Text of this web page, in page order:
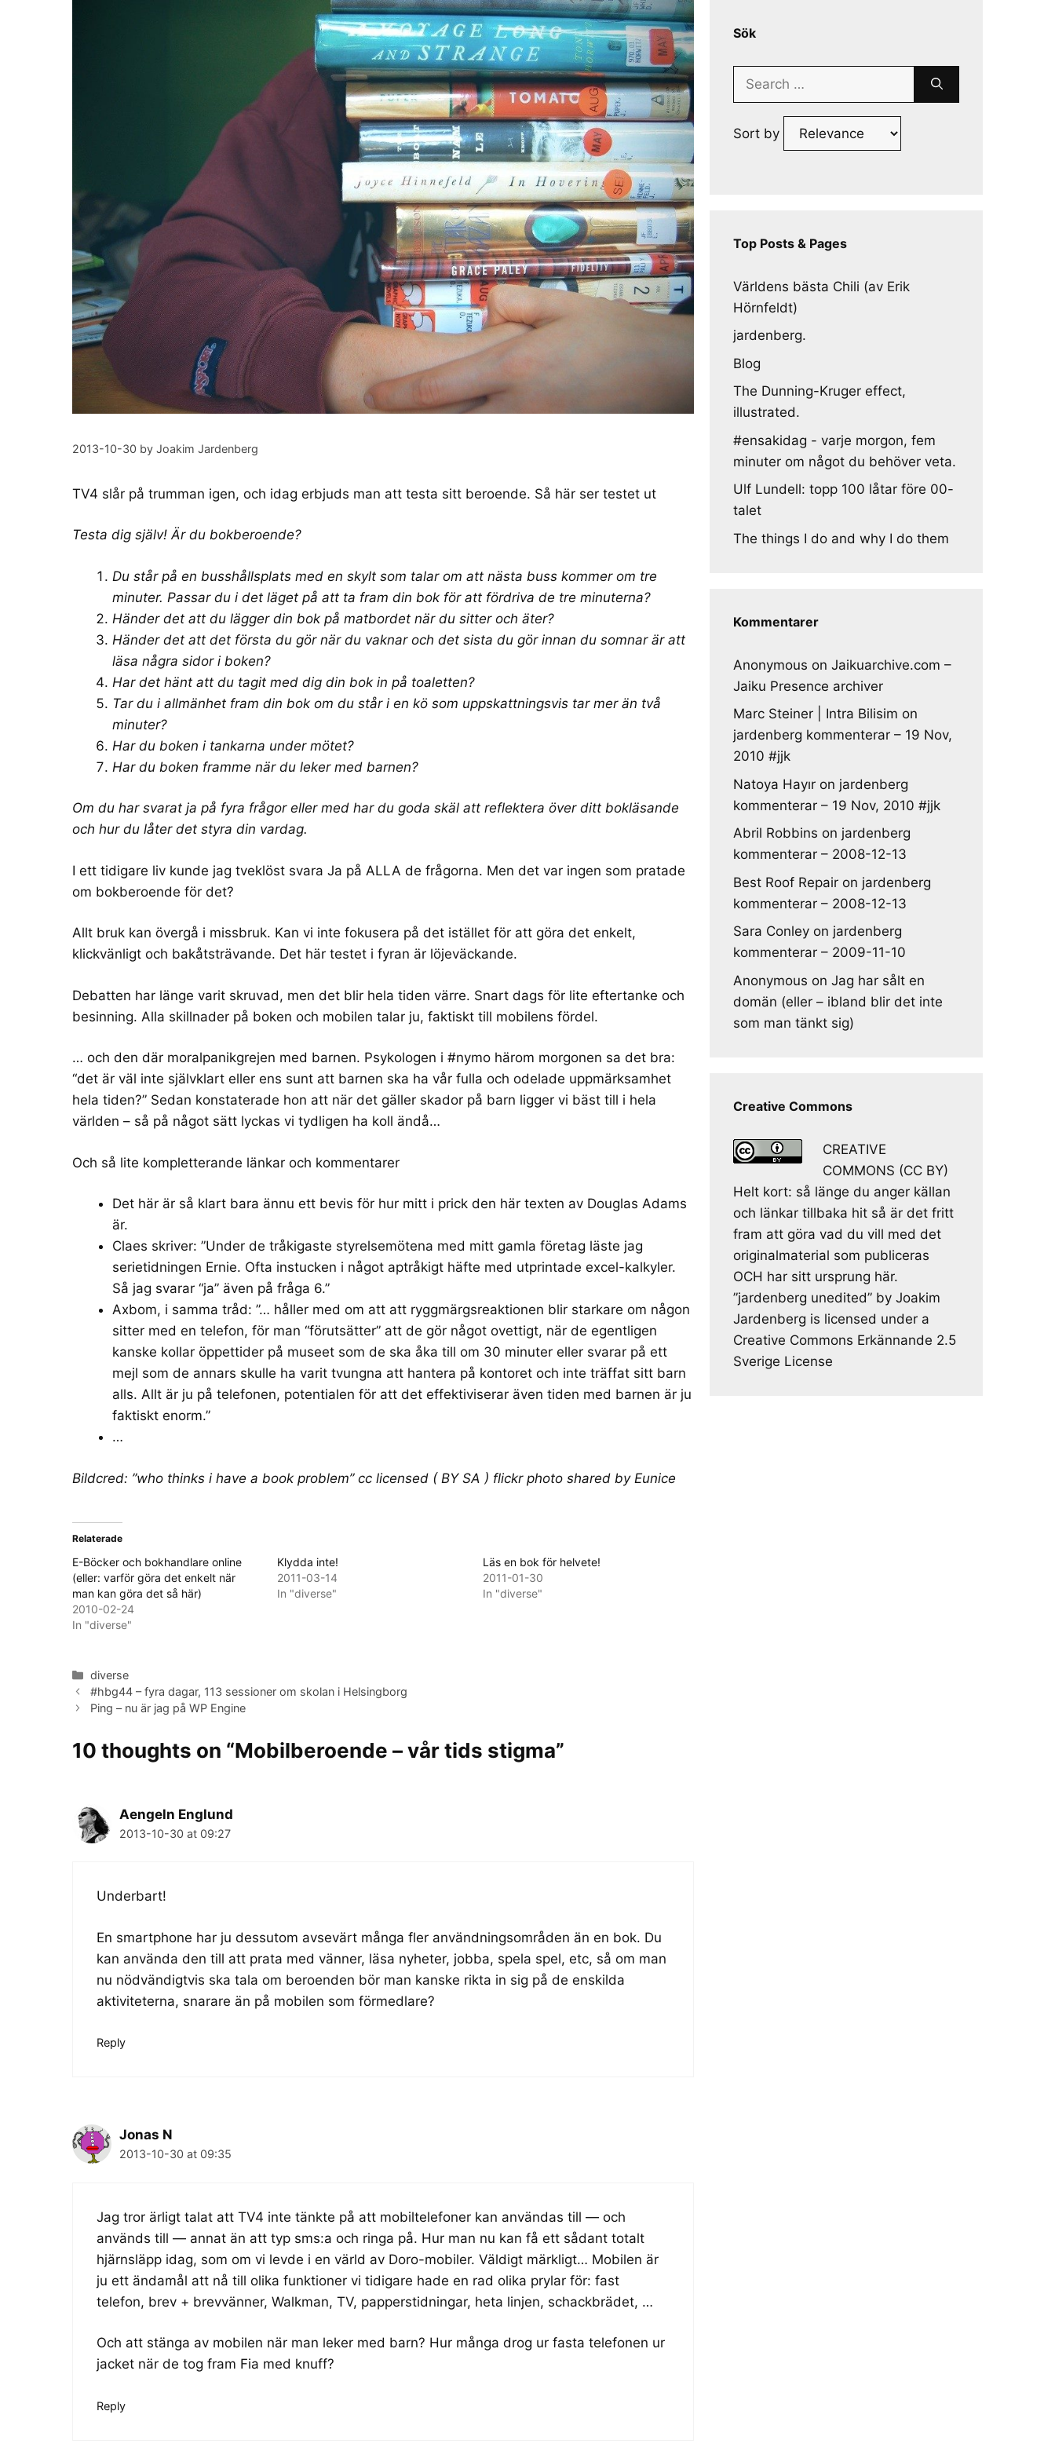
2013-10-30 by Joakim Jardenberg
TV4 slår på trumman igen, och idag erbjuds man att testa sitt beroende. Så här ser testet ut
Testa dig själv! Är du bokberoende?
Du står på en busshållsplats med en skylt som talar om att nästa buss kommer om tre
minuter. Passar du i det läget på att ta fram din bok för att fördriva de tre minuterna?
Händer det att du lägger din bok på matbordet när du sitter och äter?
Händer det att det första du gör när du vaknar och det sista du gör innan du somnar är att
läsa några sidor i boken?
Har det hänt att du tagit med dig din bok in på toaletten?
Tar du i allmänhet fram din bok om du står i en kö som uppskattningsvis tar mer än två
minuter?
Har du boken i tankarna under mötet?
Har du boken framme när du leker med barnen?
Om du har svarat ja på fyra frågor eller med har du goda skäl att reflektera över ditt bokläsande
och hur du låter det styra din vardag.
I ett tidigare liv kunde jag tveklöst svara Ja på ALLA de frågorna. Men det var ingen som pratade
om bokberoende för det?
Allt bruk kan övergå i missbruk. Kan vi inte fokusera på det istället för att göra det enkelt,
klickvänligt och bakåtsträvande. Det här testet i fyran är löjeväckande.
Debatten har länge varit skruvad, men det blir hela tiden värre. Snart dags för lite eftertanke och
besinning. Alla skillnader på boken och mobilen talar ju, faktiskt till mobilens fördel.
… och den där moralpanikgrejen med barnen. Psykologen i #nymo härom morgonen sa det bra:
“det är väl inte självklart eller ens sunt att barnen ska ha vår fulla och odelade uppmärksamhet
hela tiden?” Sedan konstaterade hon att när det gäller skador på barn ligger vi bäst till i hela
världen – så på något sätt lyckas vi tydligen ha koll ändå…
Och så lite kompletterande länkar och kommentarer
Det här är så klart bara ännu ett bevis för hur mitt i prick den här texten av Douglas Adams
är.
Claes skriver: ”Under de tråkigaste styrelsemötena med mitt gamla företag läste jag
serietidningen Ernie. Ofta instucken i något aptråkigt häfte med utprintade excel-kalkyler.
Så jag svarar “ja” även på fråga 6.”
Axbom, i samma tråd: ”… håller med om att att ryggmärgsreaktionen blir starkare om någon
sitter med en telefon, för man “förutsätter” att de gör något ovettigt, när de egentligen
kanske kollar öppettider på museet som de ska åka till om 30 minuter eller svarar på ett
mejl som de annars skulle ha varit tvungna att hantera på kontoret och inte träffat sitt barn
alls. Allt är ju på telefonen, potentialen för att det effektiviserar även tiden med barnen är ju
faktiskt enorm.”
…
Bildcred: ”who thinks i have a book problem”cc licensed ( BY SA ) flickr photo shared by Eunice
Relaterade
E-Böcker och bokhandlare online
(eller: varför göra det enkelt när
man kan göra det så här)
2010-02-24
In "diverse"
Klydda inte!
2011-03-14
In "diverse"
Läs en bok för helvete!
2011-01-30
In "diverse"
Categories
diverse
#hbg44 – fyra dagar, 113 sessioner om skolan i Helsingborg
Ping – nu är jag på WP Engine
10 thoughts on “Mobilberoende – vår tids stigma”
Aengeln Englund
2013-10-30 at 09:27
Underbart!
En smartphone har ju dessutom avsevärt många fler användningsområden än en bok. Du
kan använda den till att prata med vänner, läsa nyheter, jobba, spela spel, etc, så om man
nu nödvändigtvis ska tala om beroenden bör man kanske rikta in sig på de enskilda
aktiviteterna, snarare än på mobilen som förmedlare?
Reply
Jonas N
2013-10-30 at 09:35
Jag tror ärligt talat att TV4 inte tänkte på att mobiltelefoner kan användas till — och
används till — annat än att typ sms:a och ringa på. Hur man nu kan få ett sådant totalt
hjärnsläpp idag, som om vi levde i en värld av Doro-mobiler. Väldigt märkligt… Mobilen är
ju ett ändamål att nå till olika funktioner vi tidigare hade en rad olika prylar för: fast
telefon, brev + brevvänner, Walkman, TV, papperstidningar, heta linjen, schackbrädet, …
Och att stänga av mobilen när man leker med barn? Hur många drog ur fasta telefonen ur
jacket när de tog fram Fia med knuff?
Reply
Sök
Search
Sort by
Top Posts & Pages
Världens bästa Chili (av Erik
Hörnfeldt)
jardenberg.
Blog
The Dunning-Kruger effect,
illustrated.
#ensakidag - varje morgon, fem
minuter om något du behöver veta.
Ulf Lundell: topp 100 låtar före 00-
talet
The things I do and why I do them
Kommentarer
Anonymous on Jaikuarchive.com –
Jaiku Presence archiver
Marc Steiner | Intra Bilisim on
jardenberg kommenterar – 19 Nov,
2010 #jjk
Natoya Hayır on jardenberg
kommenterar – 19 Nov, 2010 #jjk
Abril Robbins on jardenberg
kommenterar – 2008-12-13
Best Roof Repair on jardenberg
kommenterar – 2008-12-13
Sara Conley on jardenberg
kommenterar – 2009-11-10
Anonymous on Jag har sålt en
domän (eller – ibland blir det inte
som man tänkt sig)
Creative Commons
CREATIVE
COMMONS (CC BY)
Helt kort: så länge du anger källan
och länkar tillbaka hit så är det fritt
fram att göra vad du vill med det
originalmaterial som publiceras
OCH har sitt ursprung här.
”jardenberg unedited” by Joakim
Jardenberg is licensed under a
Creative Commons Erkännande 2.5
Sverige License